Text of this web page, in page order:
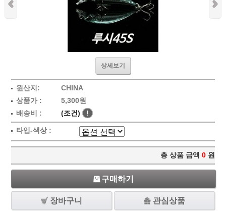
상세보기
원산지:
CHINA
상품가 :
5,300원
배송비 :
(조건) !
타입-색상 :
총 상품 금액 0 원
구매하기
장바구니 관심상품